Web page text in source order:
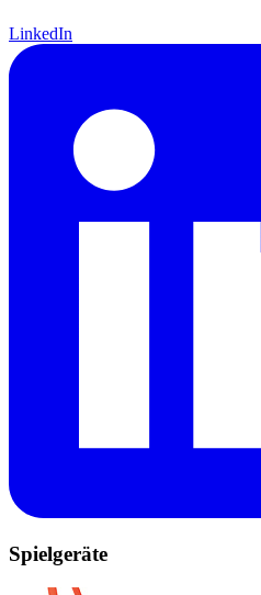
LinkedIn
Spielgeräte